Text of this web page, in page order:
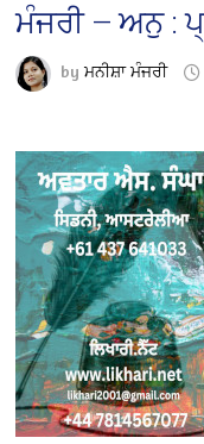
ਮੰਜਰੀ — ਅਨੁ :
byਮਨੀਸ਼ਾ ਮੰਜਰੀ